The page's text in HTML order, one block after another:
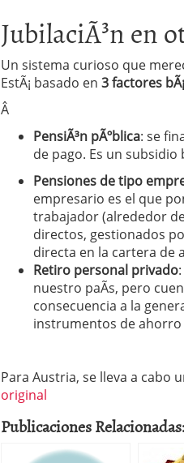
JubilaciÃ³n en
Un sistema curioso que
EstÃ¡ basado en 3 factores
Â
PensiÃ³n pÃºblica: se
de pago. Es un subsidio
Pensiones de tipo
empresario es el que
trabajador (alrededor
directos, gestionados
directa en la cartera de
Retiro personal privado
nuestro paÃ­s, pero
consecuencia a la
instrumentos de ahorro
Para Austria, se lleva a cabo
original
Publicaciones